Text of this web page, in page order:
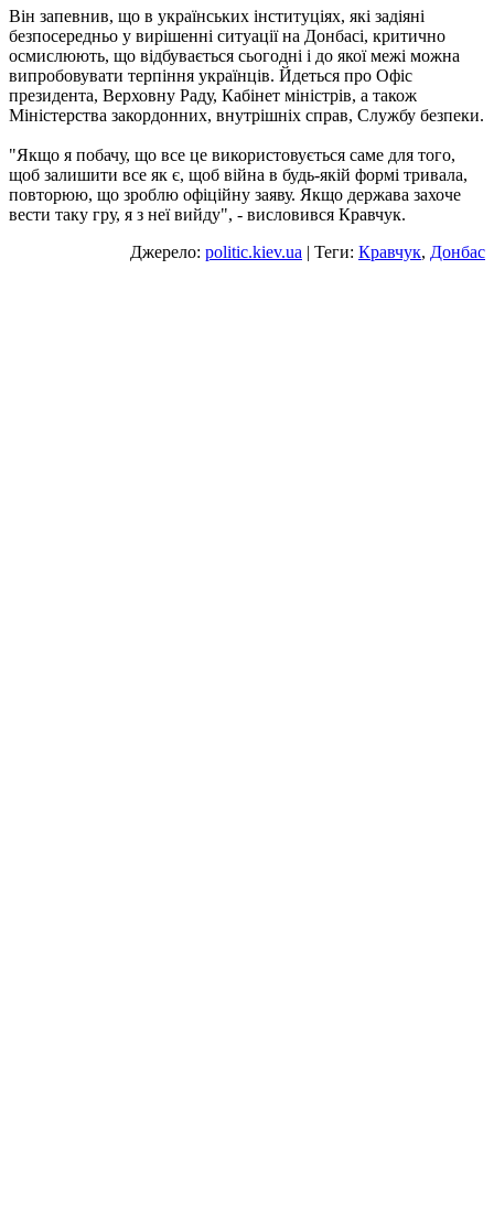
Він запевнив, що в українських інституціях, які задіяні
безпосередньо у вирішенні ситуації на Донбасі, критично
осмислюють, що відбувається сьогодні і до якої межі можна
випробовувати терпіння українців. Йдеться про Офіс
президента, Верховну Раду, Кабінет міністрів, а також
Міністерства закордонних, внутрішніх справ, Службу безпеки.
"Якщо я побачу, що все це використовується саме для того,
щоб залишити все як є, щоб війна в будь-якій формі тривала,
повторюю, що зроблю офіційну заяву. Якщо держава захоче
вести таку гру, я з неї вийду", - висловився Кравчук.
Джерело: politic.kiev.ua | Теги: Кравчук, Донбас